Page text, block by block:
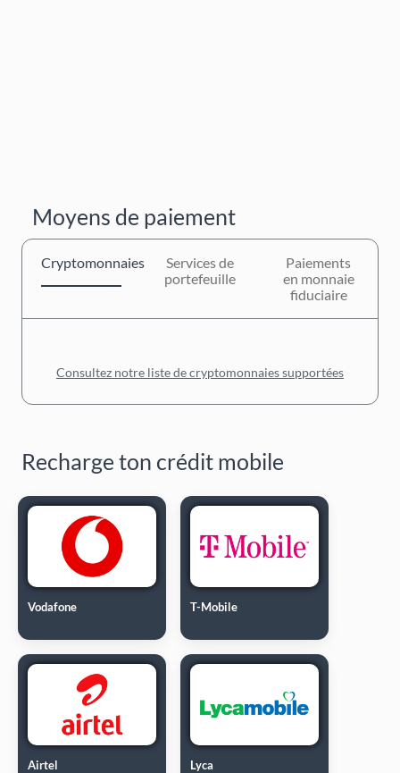
Moyens de paiement
Cryptomonnaies
Services de
portefeuille
Paiements
en monnaie
fiduciaire
Consultez notre liste de cryptomonnaies supportées
Recharge ton crédit mobile
Vodafone T-Mobile
Airtel Lyca